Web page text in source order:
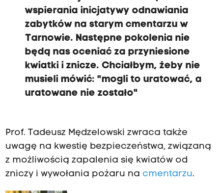
wspierania inicjatywy odnawiania
zabytków na starym cmentarzu w
Tarnowie. Następne pokolenia nie
będą nas oceniać za przyniesione
kwiatki i znicze. Chciałbym, żeby nie
musieli mówić: "mogli to uratować, a
uratowane nie zostało"
Prof. Tadeusz Mędzelowski zwraca także
uwagę na kwestię bezpieczeństwa, związaną
z możliwością zapalenia się kwiatów od
zniczy i wywołania pożaru na cmentarzu.